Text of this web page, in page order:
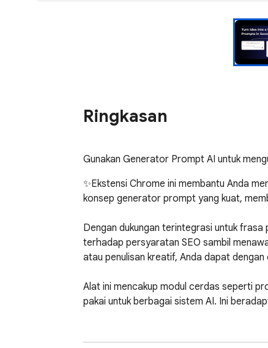
Ringkasan
Gunakan Generator Prompt AI untuk
✨Ekstensi Chrome ini membantu Anda
konsep generator prompt yang kuat,
Dengan dukungan terintegrasi untuk
terhadap persyaratan SEO sambil
atau penulisan kreatif, Anda dapat
Alat ini mencakup modul cerdas seperti
pakai untuk berbagai sistem AI. Ini
menyiapkan materi akademis yang